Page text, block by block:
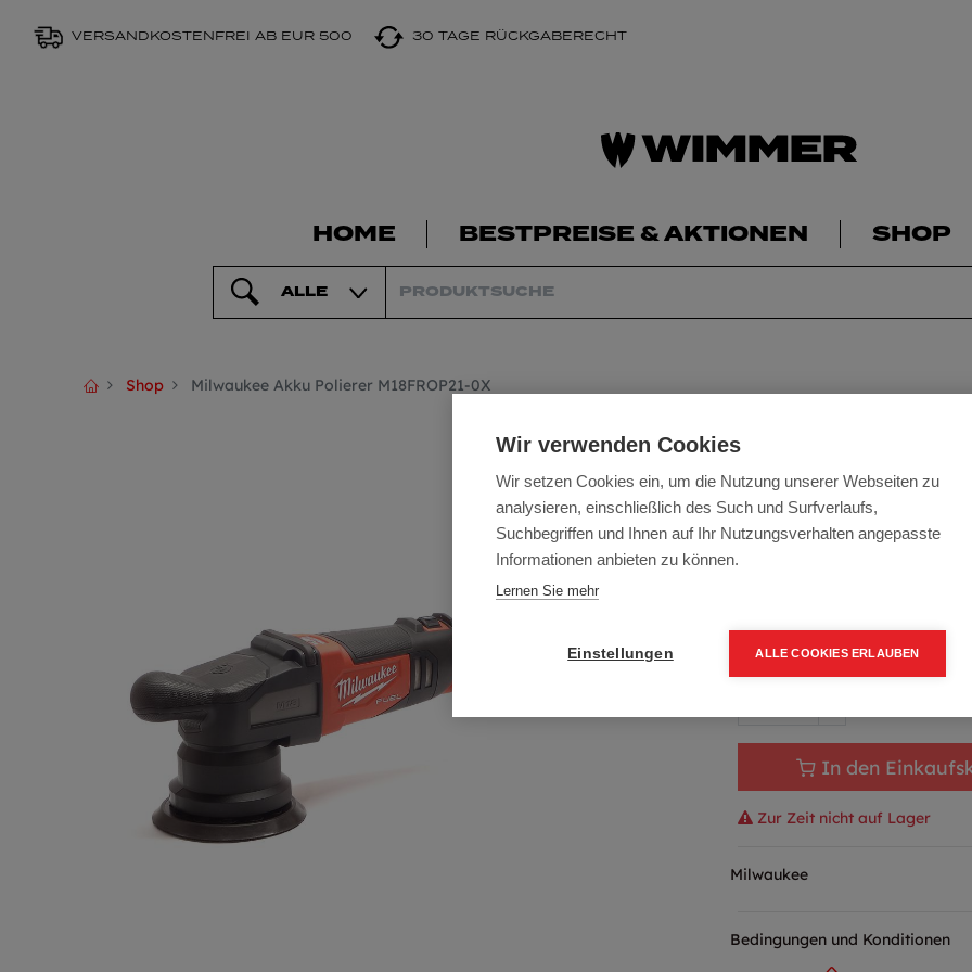
VERSANDKOSTENFREI AB EUR 500 30 TAGE RÜCKGABERECHT
HOME BESTPREISE & AKTIONEN SHOP
ALLE
Shop Milwaukee Akku Polierer M18FROP21-0X
Milwaukee Akku
Artikelnummer:4933478836
Typ: M18FROP21-0X
313,65 € / Stk.
In den
Zur Zeit nicht auf Lager
Milwaukee
Bedingungen und Konditionen
Wir verwenden Cookies
Wir setzen Cookies ein, um die Nutzung unserer Webseiten zu
analysieren, einschließlich des Such und Surfverlaufs,
Suchbegriffen und Ihnen auf Ihr Nutzungsverhalten angepasste
Informationen anbieten zu können.
Lernen Sie mehr
Einstellungen ALLE COOKIES ERLAUBEN